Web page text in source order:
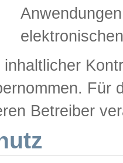
Für
Betreiber